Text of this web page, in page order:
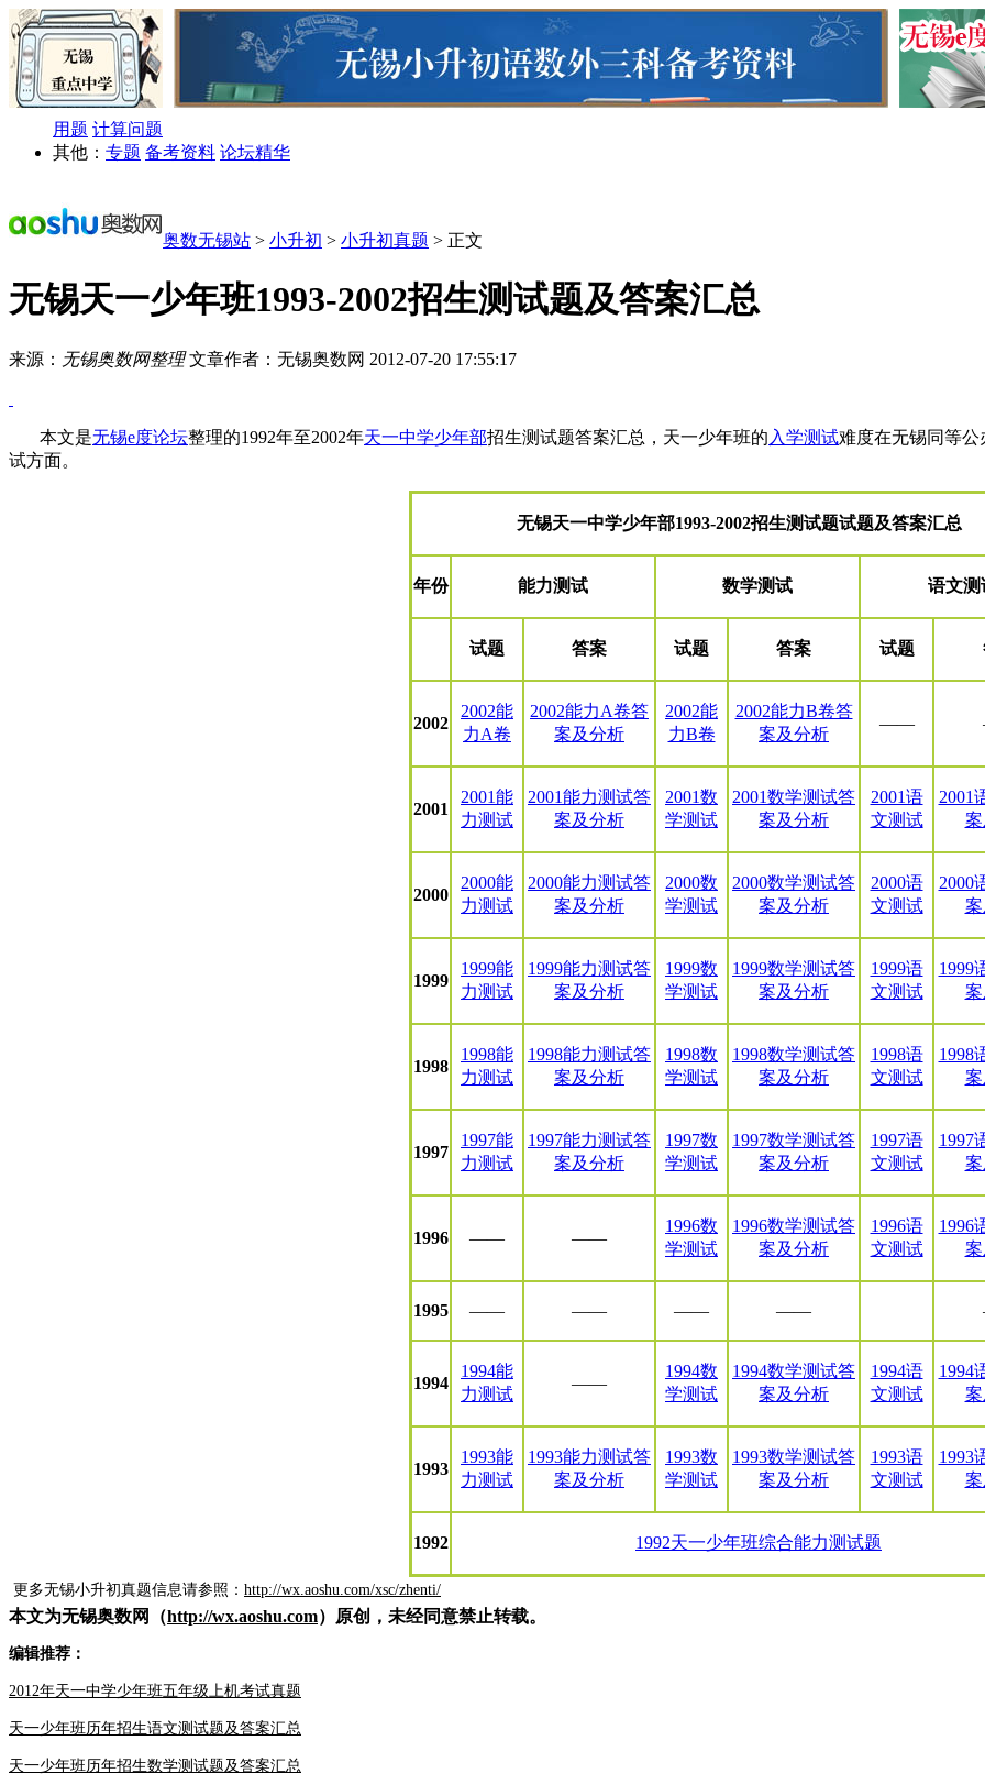
用题 计算问题
其他： 专题 备考资料 论坛精华
奥数无锡站 > 小升初 > 小升初真题 > 正文
无锡天一少年班1993-2002招生测试题及答案汇总
来源： 无锡奥数网整理文章作者：无锡奥数网 2012-07-20 17:55:17
本文是无锡e度论坛整理的1992年至2002年天一中学少年部招生测试题答案汇总，天一少年班的 入学测试难度在无锡同等
试方面。
无锡天一中学少年部1993-2002招生测试题试题及答案汇总
年份 能力测试 数学测试 语文测
试题 答案 试题 答案 试题
2002
2002能
力A卷
2002能力A卷答
案及分析
2002能
力B卷
2002能力B卷答
案及分析
——
2001
2001能
力测试
2001能力测试答
案及分析
2001数
学测试
2001数学测试答
案及分析
2001语
文测试
2001
2000
2000能
力测试
2000能力测试答
案及分析
2000数
学测试
2000数学测试答
案及分析
2000语
文测试
2000
1999
1999能
力测试
1999能力测试答
案及分析
1999数
学测试
1999数学测试答
案及分析
1999语
文测试
1999
1998
1998能
力测试
1998能力测试答
案及分析
1998数
学测试
1998数学测试答
案及分析
1998语
文测试
1998
1997
1997能
力测试
1997能力测试答
案及分析
1997数
学测试
1997数学测试答
案及分析
1997语
文测试
1997
1996 —— ——
1996数
学测试
1996数学测试答
案及分析
1996语
文测试
1996
1995 —— —— —— ——
1994
1994能
力测试
——
1994数
学测试
1994数学测试答
案及分析
1994语
文测试
1994
1993
1993能
力测试
1993能力测试答
案及分析
1993数
学测试
1993数学测试答
案及分析
1993语
文测试
1993
1992 1992天一少年班综合能力测试题
更多无锡小升初真题信息请参照： http://wx.aoshu.com/xsc/zhenti/
本文为无锡奥数网（http://wx.aoshu.com）原创，未经同意禁止转载。
编辑推荐：
2012年天一中学少年班五年级上机考试真题
天一少年班历年招生语文测试题及答案汇总
天一少年班历年招生数学测试题及答案汇总